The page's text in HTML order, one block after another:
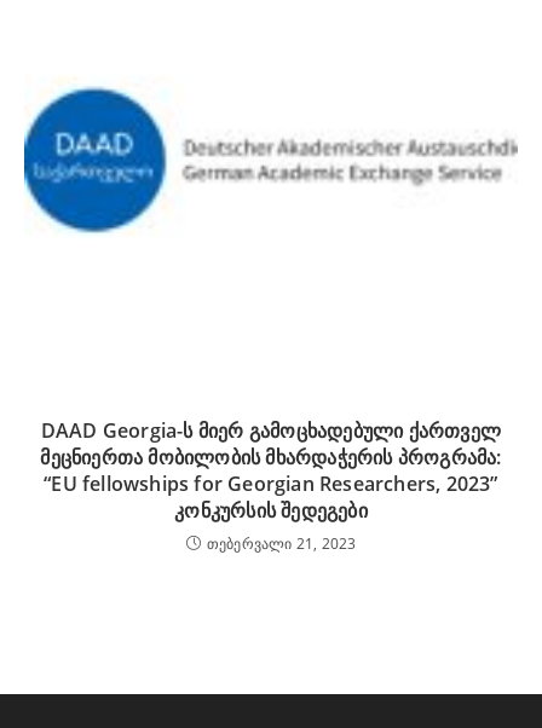
DAAD Georgia-ს მიერ გამოცხადებული ქართველ
მეცნიერთა მობილობის მხარდაჭერის პროგრამა:
“EU fellowships for Georgian Researchers, 2023”
კონკურსის შედეგები
თებერვალი 21, 2023